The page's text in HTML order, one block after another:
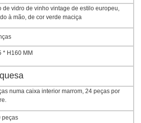
de vidro de vinho vintage de estilo europeu,
à mão, de cor verde maciça
* H160 MM
numa caixa interior marrom, 24 peças por
peças